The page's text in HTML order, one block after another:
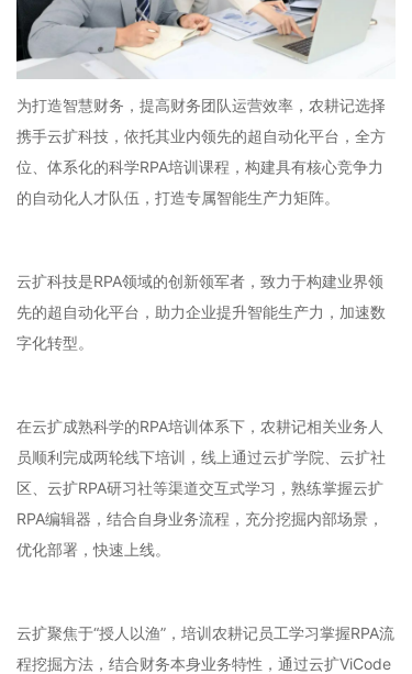
为打造智慧财务，提高财务团队运营效率，农耕记选择
携手云扩科技，依托其业内领先的超自动化平台，全方
位、体系化的科学RPA培训课程，构建具有核心竞争力
的自动化人才队伍，打造专属智能生产力矩阵。
云扩科技是RPA领域的创新领军者，致力于构建业界领
先的超自动化平台，助力企业提升智能生产力，加速数
字化转型。
在云扩成熟科学的RPA培训体系下，农耕记相关业务人
员顺利完成两轮线下培训，线上通过云扩学院、云扩社
区、云扩RPA研习社等渠道交互式学习，熟练掌握云扩
RPA编辑器，结合自身业务流程，充分挖掘内部场景，
优化部署，快速上线。
云扩聚焦于“授人以渔”，培训农耕记员工学习掌握RPA流
程挖掘方法，结合财务本身业务特性，通过云扩ViCode